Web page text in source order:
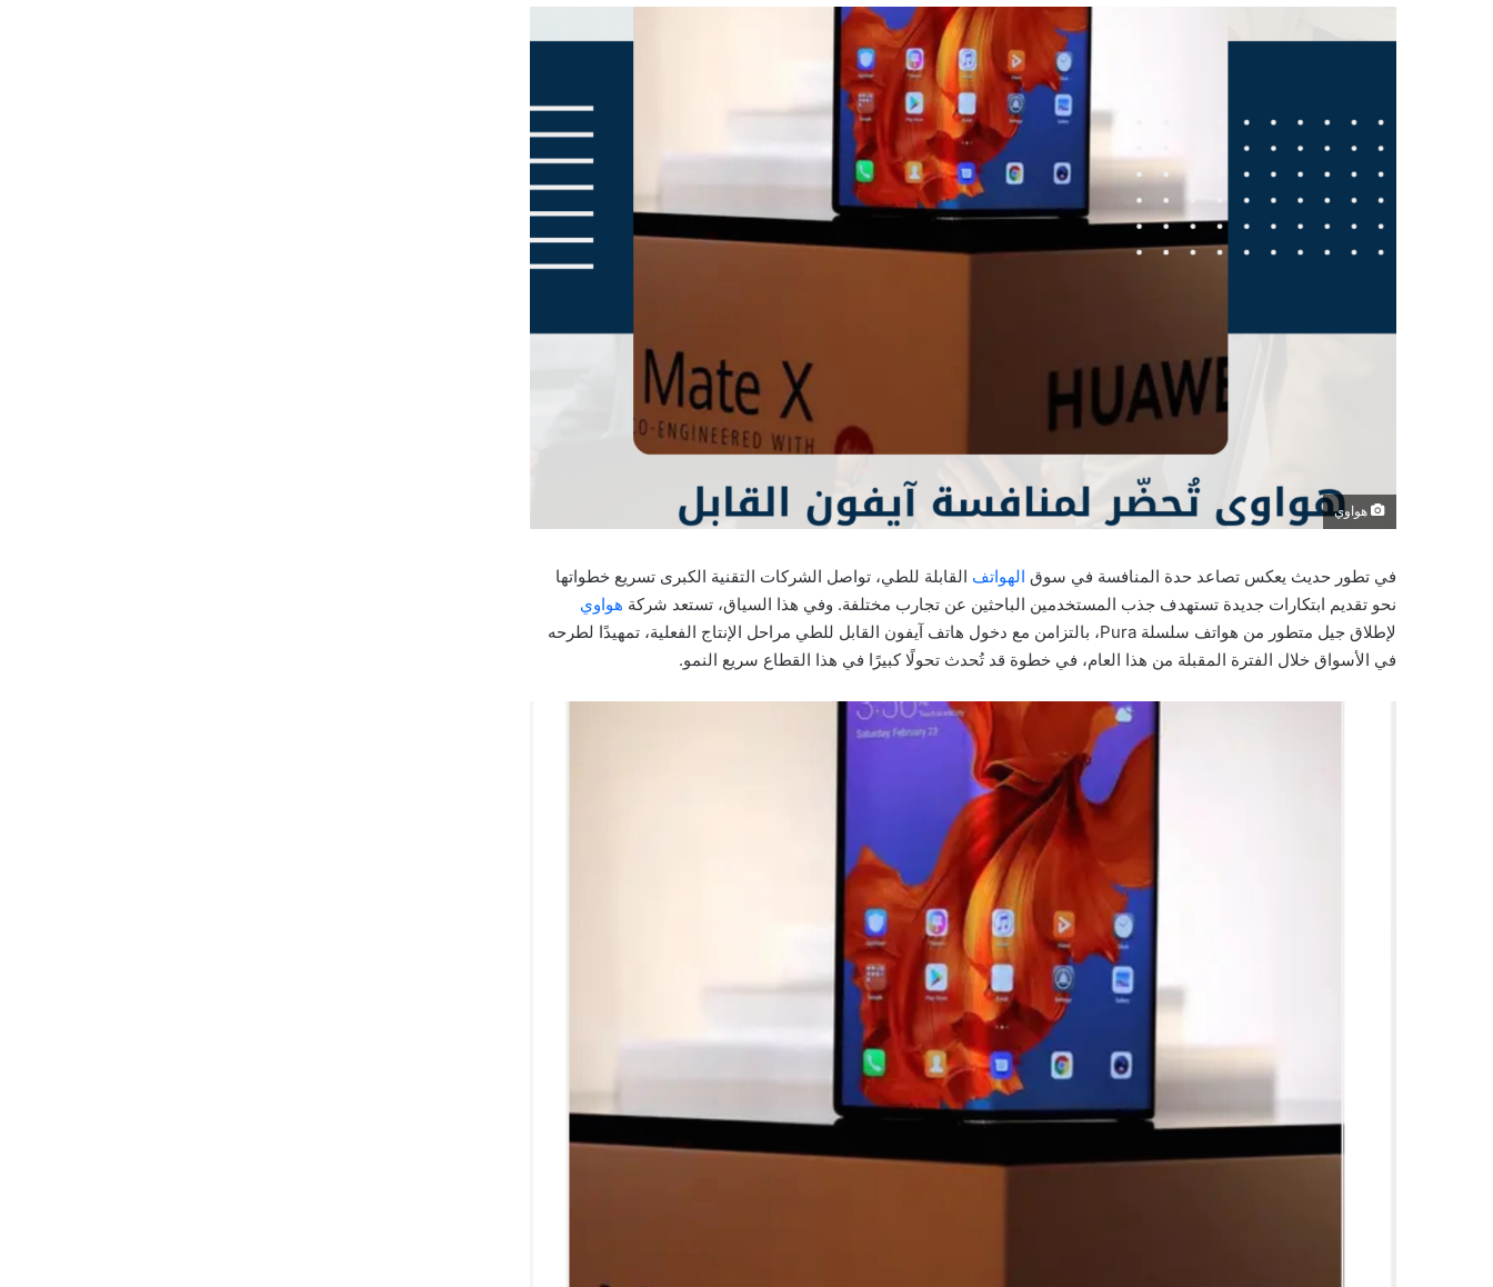
هواوي
في تطور حديث يعكس تصاعد حدة المنافسة في سوق الهواتف القابلة للطي، تواصل الشركات التقنية الكبرى تسريع خطواتها
نحو تقديم ابتكارات جديدة تستهدف جذب المستخدمين الباحثين عن تجارب مختلفة. وفي هذا السياق، تستعد شركة هواوي
لإطلاق جيل متطور من هواتف سلسلة Pura، بالتزامن مع دخول هاتف آيفون القابل للطي مراحل الإنتاج الفعلية، تمهيدًا لطرحه
في الأسواق خلال الفترة المقبلة من هذا العام، في خطوة قد تُحدث تحولًا كبيرًا في هذا القطاع سريع النمو.